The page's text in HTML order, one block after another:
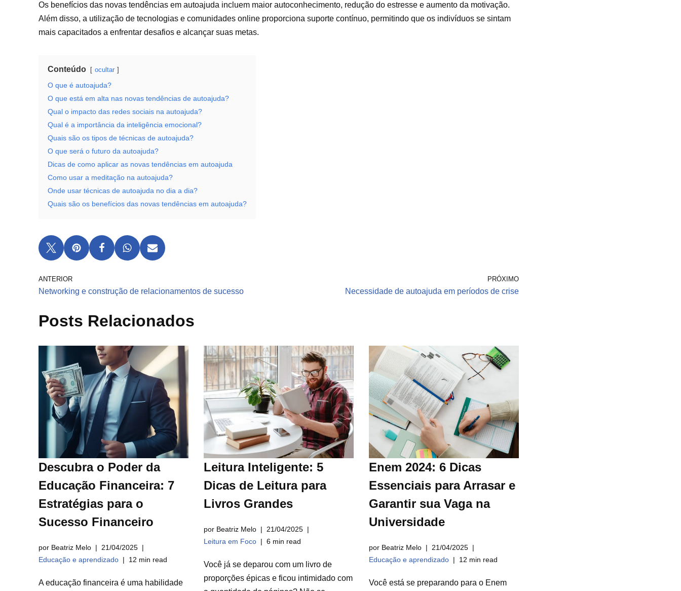
Os benefícios das novas tendências em autoajuda incluem maior autoconhecimento, redução do estresse e aumento da motivação.
Além disso, a utilização de tecnologias e comunidades online proporciona suporte contínuo, permitindo que os indivíduos se sintam
mais capacitados a enfrentar desafios e alcançar suas metas.
Conteúdo ocultar
O que é autoajuda?
O que está em alta nas novas tendências de autoajuda?
Qual o impacto das redes sociais na autoajuda?
Qual é a importância da inteligência emocional?
Quais são os tipos de técnicas de autoajuda?
O que será o futuro da autoajuda?
Dicas de como aplicar as novas tendências em autoajuda
Como usar a meditação na autoajuda?
Onde usar técnicas de autoajuda no dia a dia?
Quais são os benefícios das novas tendências em autoajuda?
ANTERIOR
Networking e construção de relacionamentos de sucesso
PRÓXIMO
Necessidade de autoajuda em períodos de crise
Posts Relacionados
Descubra o Poder da
Educação Financeira: 7
Estratégias para o
Sucesso Financeiro
por Beatriz Melo
21/04/2025
Educação e aprendizado
12 min read
A educação financeira é uma habilidade
Leitura Inteligente: 5
Dicas de Leitura para
Livros Grandes
por Beatriz Melo
21/04/2025
Leitura em Foco
6 min read
Você já se deparou com um livro de
proporções épicas e ficou intimidado com
Enem 2024: 6 Dicas
Essenciais para Arrasar e
Garantir sua Vaga na
Universidade
por Beatriz Melo
21/04/2025
Educação e aprendizado
12 min read
Você está se preparando para o Enem